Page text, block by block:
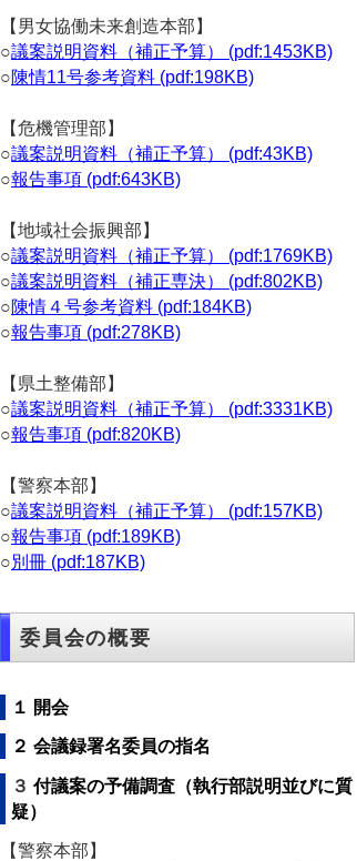
【男女協働未来創造本部】
○議案説明資料（補正予算） (pdf:1453KB)
○陳情11号参考資料 (pdf:198KB)
【危機管理部】
○議案説明資料（補正予算） (pdf:43KB)
○報告事項 (pdf:643KB)
【地域社会振興部】
○議案説明資料（補正予算） (pdf:1769KB)
○議案説明資料（補正専決） (pdf:802KB)
○陳情４号参考資料 (pdf:184KB)
○報告事項 (pdf:278KB)
【県土整備部】
○議案説明資料（補正予算） (pdf:3331KB)
○報告事項 (pdf:820KB)
【警察本部】
○議案説明資料（補正予算） (pdf:157KB)
○報告事項 (pdf:189KB)
○別冊 (pdf:187KB)
委員会の概要
１ 開会
２ 会議録署名委員の指名
３ 付議案の予備調査（執行部説明並びに質
疑）
【警察本部】